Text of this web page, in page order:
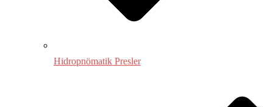
Hidropnömatik Presler